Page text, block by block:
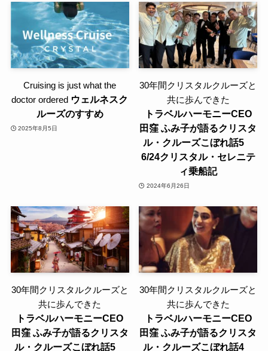
Cruising is just what the
doctor ordered ウェルネスク
ルーズのすすめ
2025年8月5日
30年間クリスタルクルーズと
共に歩んできた
トラベルハーモニーCEO
田窪 ふみ子が語るクリスタ
ル・クルーズこぼれ話5
6/24クリスタル・セレニテ
ィ乗船記
2024年6月26日
30年間クリスタルクルーズと
共に歩んできた
トラベルハーモニーCEO
田窪 ふみ子が語るクリスタ
ル・クルーズこぼれ話5
30年間クリスタルクルーズと
共に歩んできた
トラベルハーモニーCEO
田窪 ふみ子が語るクリスタ
ル・クルーズこぼれ話4